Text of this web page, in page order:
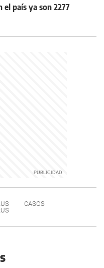
país ya son 2277
CASOS